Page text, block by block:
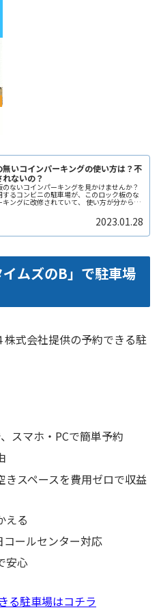
無いコインパーキングの使い方は？不
ないの？
ないコインパーキングを見かけませんか？
するコンビニの駐車場が、このロック板のな
キングに改修されていて、 使い方が分からず
インパーキングの使い方や、ロック板がない
れないの？などその辺りも含めて解説しま
2023.01.28
ムズのB」で駐車場
株式会社提供の予約できる駐
スマホ・PCで簡単予約
きスペースを費用ゼロで収益
える
コールセンター対応
安心
る駐車場はコチラ